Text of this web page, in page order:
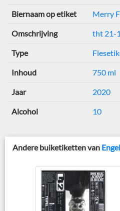
Biernaam op etiket Merry
Omschrijving tht 21-
Type
Inhoud 750 ml
Jaar 2020
Alcohol 10
Andere buiketiketten van